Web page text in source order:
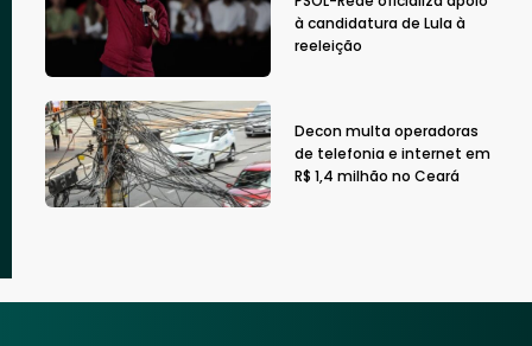
à candidatura de Lula à
reeleição
Decon multa operadoras
de telefonia e internet em
R$ 1,4 milhão no Ceará